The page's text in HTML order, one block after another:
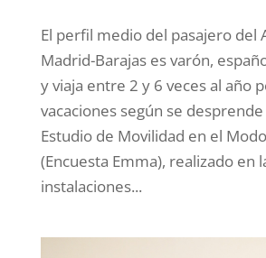
El perfil medio del pasajero del
Madrid-Barajas es varón,
y viaja entre 2 y 6 veces al año
vacaciones según se
Estudio de Movilidad en el
(Encuesta Emma), realizado en
instalaciones...